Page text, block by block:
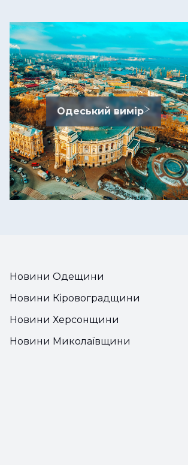
Одеський вимір
Новини Одещини
Новини Кіровоградщини
Новини Херсонщини
Новини Миколаївщини